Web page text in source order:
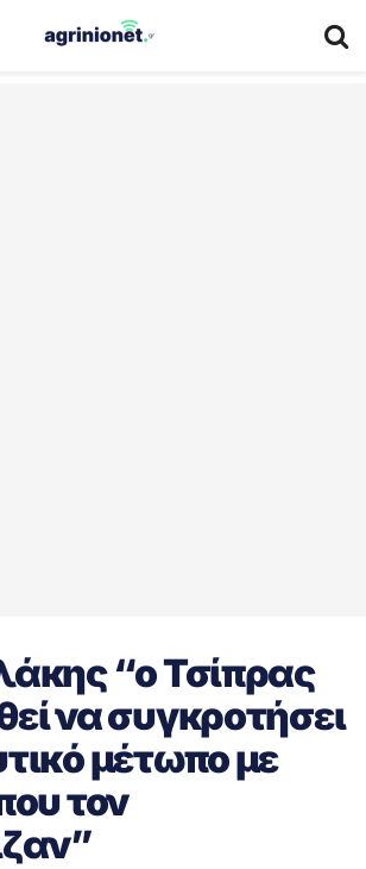
“ο Τσίπρας
να συγκροτήσει
μέτωπο με
τον